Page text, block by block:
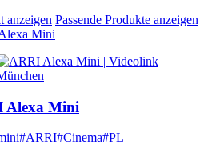
anzeigen Passende Produkte anzeigen
Mini
Alexa Mini
#ARRI#Cinema#PL